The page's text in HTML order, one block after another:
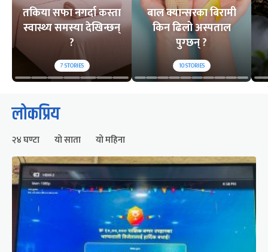
तकिया सफा नगर्दा कस्ता
स्वास्थ्य समस्या देखिन्छन्
?
7STORIES
बाल क्यान्सरका बिरामी
किन ढिलो अस्पताल
पुग्छन् ?
10STORIES
लोकप्रिय
२४ घण्टा यो साता यो महिना